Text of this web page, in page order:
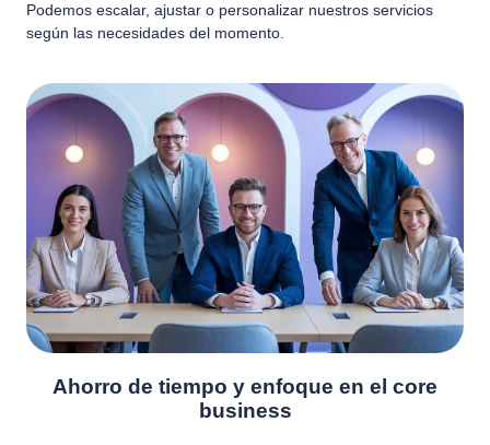
Podemos escalar, ajustar o personalizar nuestros servicios
según las necesidades del momento.
Ahorro de tiempo y enfoque en el core
business